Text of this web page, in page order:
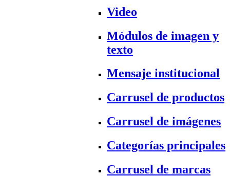
Video
Módulos de imagen y
texto
Mensaje institucional
Carrusel de productos
Carrusel de imágenes
Categorías principales
Carrusel de marcas